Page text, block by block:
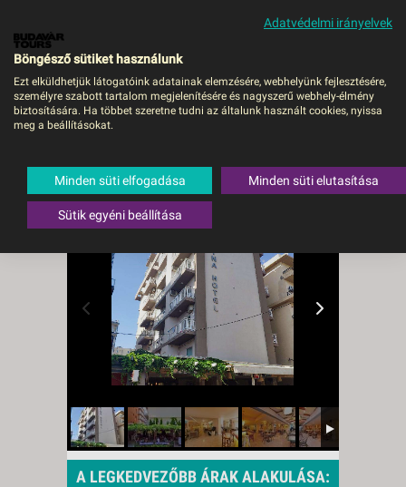
MENÜ
Carina Hotel - Budapest,
Görögország,Rodosz,Rodosz
város
A LEGKEDVEZŐBB ÁRAK ALAKULÁSA:
Adatvédelmi irányelvek
Böngésző sütiket használunk
Ezt elküldhetjük látogatóink adatainak elemzésére, webhelyünk fejlesztésére,
személyre szabott tartalom megjelenítésére és nagyszerű webhely-élmény
biztosítására. Ha többet szeretne tudni az általunk használt cookies, nyissa
meg a beállításokat.
Minden süti elfogadása Minden süti elutasítása
Sütik egyéni beállítása